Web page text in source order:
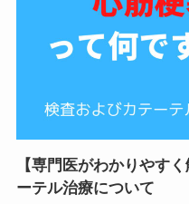
【専門医がわかりやす
ーテル治療について